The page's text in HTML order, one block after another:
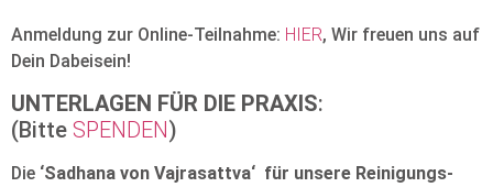
Anmeldung zur Online-Teilnahme: HIER, Wir freuen uns auf
Dein Dabeisein!
UNTERLAGEN FÜR DIE PRAXIS:
(Bitte SPENDEN)
Die ‘Sadhana von Vajrasattva‘ für unsere Reinigungs-